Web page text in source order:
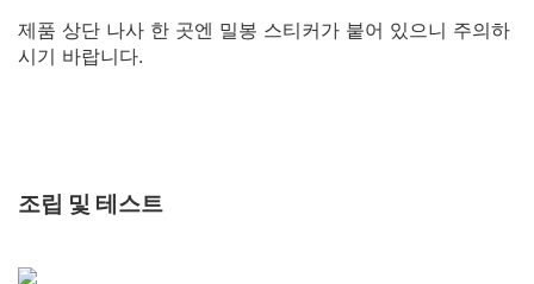
제품 상단 나사 한 곳엔 밀봉 스티커가 붙어 있으니 주의하
시기 바랍니다.
조립 및 테스트